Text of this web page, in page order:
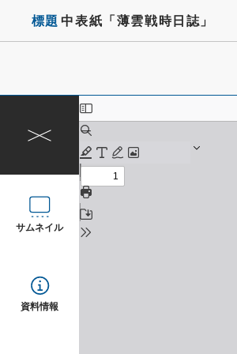
標題 中表紙「薄雲戦時日誌」
サムネイル
資料情報